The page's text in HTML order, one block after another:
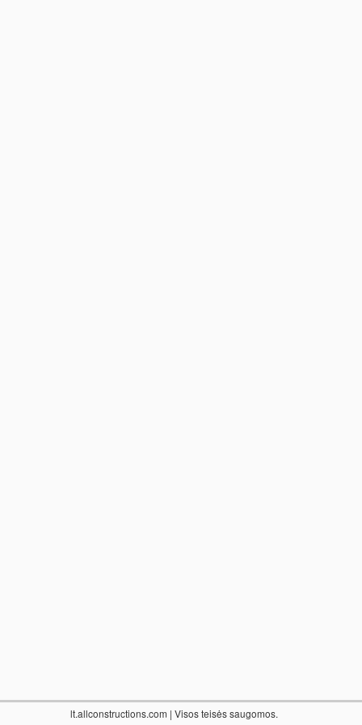
lt.allconstructions.com | Visos teisės saugomos.